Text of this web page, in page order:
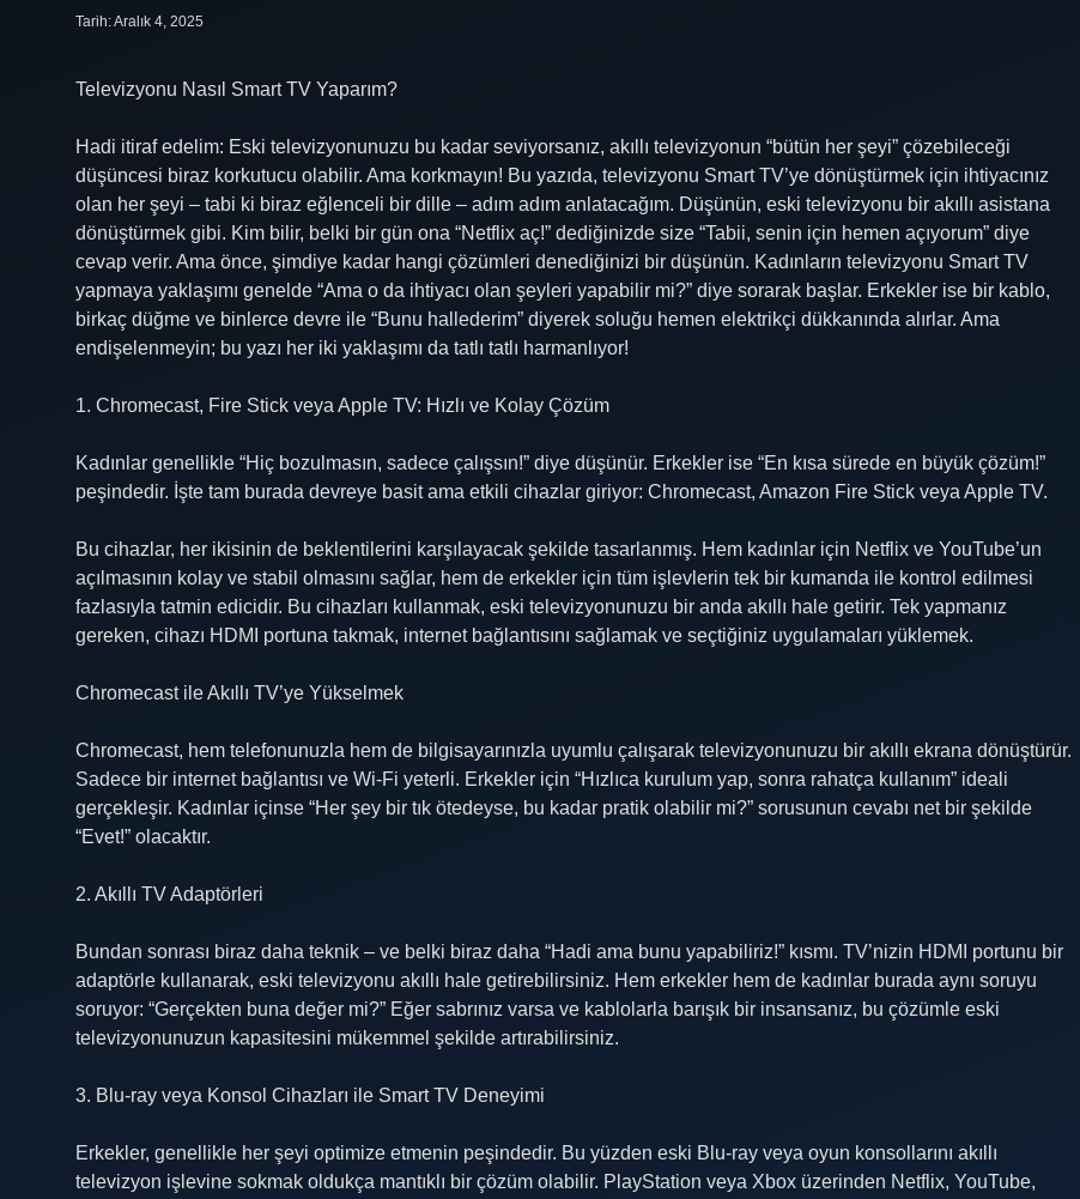
Tarih: Aralık 4, 2025
Televizyonu Nasıl Smart TV Yaparım?
Hadi itiraf edelim: Eski televizyonunuzu bu kadar seviyorsanız, akıllı televizyonun “bütün her şeyi” çözebileceği
düşüncesi biraz korkutucu olabilir. Ama korkmayın! Bu yazıda, televizyonu Smart TV’ye dönüştürmek için ihtiyacınız
olan her şeyi – tabi ki biraz eğlenceli bir dille – adım adım anlatacağım. Düşünün, eski televizyonu bir akıllı asistana
dönüştürmek gibi. Kim bilir, belki bir gün ona “Netflix aç!” dediğinizde size “Tabii, senin için hemen açıyorum” diye
cevap verir. Ama önce, şimdiye kadar hangi çözümleri denediğinizi bir düşünün. Kadınların televizyonu Smart TV
yapmaya yaklaşımı genelde “Ama o da ihtiyacı olan şeyleri yapabilir mi?” diye sorarak başlar. Erkekler ise bir kablo,
birkaç düğme ve binlerce devre ile “Bunu hallederim” diyerek soluğu hemen elektrikçi dükkanında alırlar. Ama
endişelenmeyin; bu yazı her iki yaklaşımı da tatlı tatlı harmanlıyor!
1. Chromecast, Fire Stick veya Apple TV: Hızlı ve Kolay Çözüm
Kadınlar genellikle “Hiç bozulmasın, sadece çalışsın!” diye düşünür. Erkekler ise “En kısa sürede en büyük çözüm!”
peşindedir. İşte tam burada devreye basit ama etkili cihazlar giriyor: Chromecast, Amazon Fire Stick veya Apple TV.
Bu cihazlar, her ikisinin de beklentilerini karşılayacak şekilde tasarlanmış. Hem kadınlar için Netflix ve YouTube’un
açılmasının kolay ve stabil olmasını sağlar, hem de erkekler için tüm işlevlerin tek bir kumanda ile kontrol edilmesi
fazlasıyla tatmin edicidir. Bu cihazları kullanmak, eski televizyonunuzu bir anda akıllı hale getirir. Tek yapmanız
gereken, cihazı HDMI portuna takmak, internet bağlantısını sağlamak ve seçtiğiniz uygulamaları yüklemek.
Chromecast ile Akıllı TV’ye Yükselmek
Chromecast, hem telefonunuzla hem de bilgisayarınızla uyumlu çalışarak televizyonunuzu bir akıllı ekrana dönüştürür.
Sadece bir internet bağlantısı ve Wi-Fi yeterli. Erkekler için “Hızlıca kurulum yap, sonra rahatça kullanım” ideali
gerçekleşir. Kadınlar içinse “Her şey bir tık ötedeyse, bu kadar pratik olabilir mi?” sorusunun cevabı net bir şekilde
“Evet!” olacaktır.
2. Akıllı TV Adaptörleri
Bundan sonrası biraz daha teknik – ve belki biraz daha “Hadi ama bunu yapabiliriz!” kısmı. TV’nizin HDMI portunu bir
adaptörle kullanarak, eski televizyonu akıllı hale getirebilirsiniz. Hem erkekler hem de kadınlar burada aynı soruyu
soruyor: “Gerçekten buna değer mi?” Eğer sabrınız varsa ve kablolarla barışık bir insansanız, bu çözümle eski
televizyonunuzun kapasitesini mükemmel şekilde artırabilirsiniz.
3. Blu-ray veya Konsol Cihazları ile Smart TV Deneyimi
Erkekler, genellikle her şeyi optimize etmenin peşindedir. Bu yüzden eski Blu-ray veya oyun konsollarını akıllı
televizyon işlevine sokmak oldukça mantıklı bir çözüm olabilir. PlayStation veya Xbox üzerinden Netflix, YouTube,